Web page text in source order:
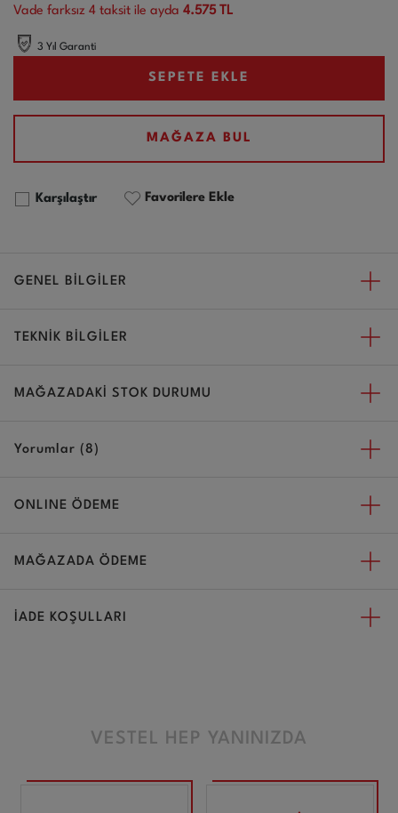
Vade farksız 4 taksit ile ayda 4.575 TL
3 Yıl Garanti
SEPETE EKLE
MAĞAZA BUL
Karşılaştır Favorilere Ekle
GENEL BİLGİLER
TEKNİK BİLGİLER
MAĞAZADAKİ STOK DURUMU
Yorumlar (8)
ONLINE ÖDEME
MAĞAZADA ÖDEME
İADE KOŞULLARI
VESTEL HEP YANINIZDA